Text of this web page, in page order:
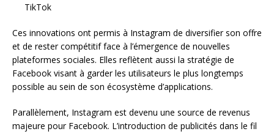
TikTok
Ces innovations ont permis à Instagram de diversifier son offre
et de rester compétitif face à l’émergence de nouvelles
plateformes sociales. Elles reflètent aussi la stratégie de
Facebook visant à garder les utilisateurs le plus longtemps
possible au sein de son écosystème d’applications.
Parallèlement, Instagram est devenu une source de revenus
majeure pour Facebook. L’introduction de publicités dans le fil